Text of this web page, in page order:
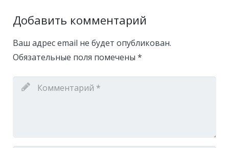
Добавить комментарий
Ваш адрес email не будет опубликован.
Обязательные поля помечены *